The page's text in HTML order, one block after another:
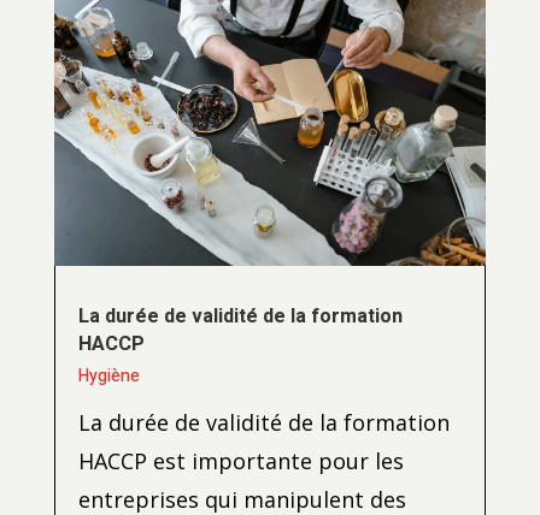
La durée de validité de la formation
HACCP
Hygiène
La durée de validité de la formation
HACCP est importante pour les
entreprises qui manipulent des